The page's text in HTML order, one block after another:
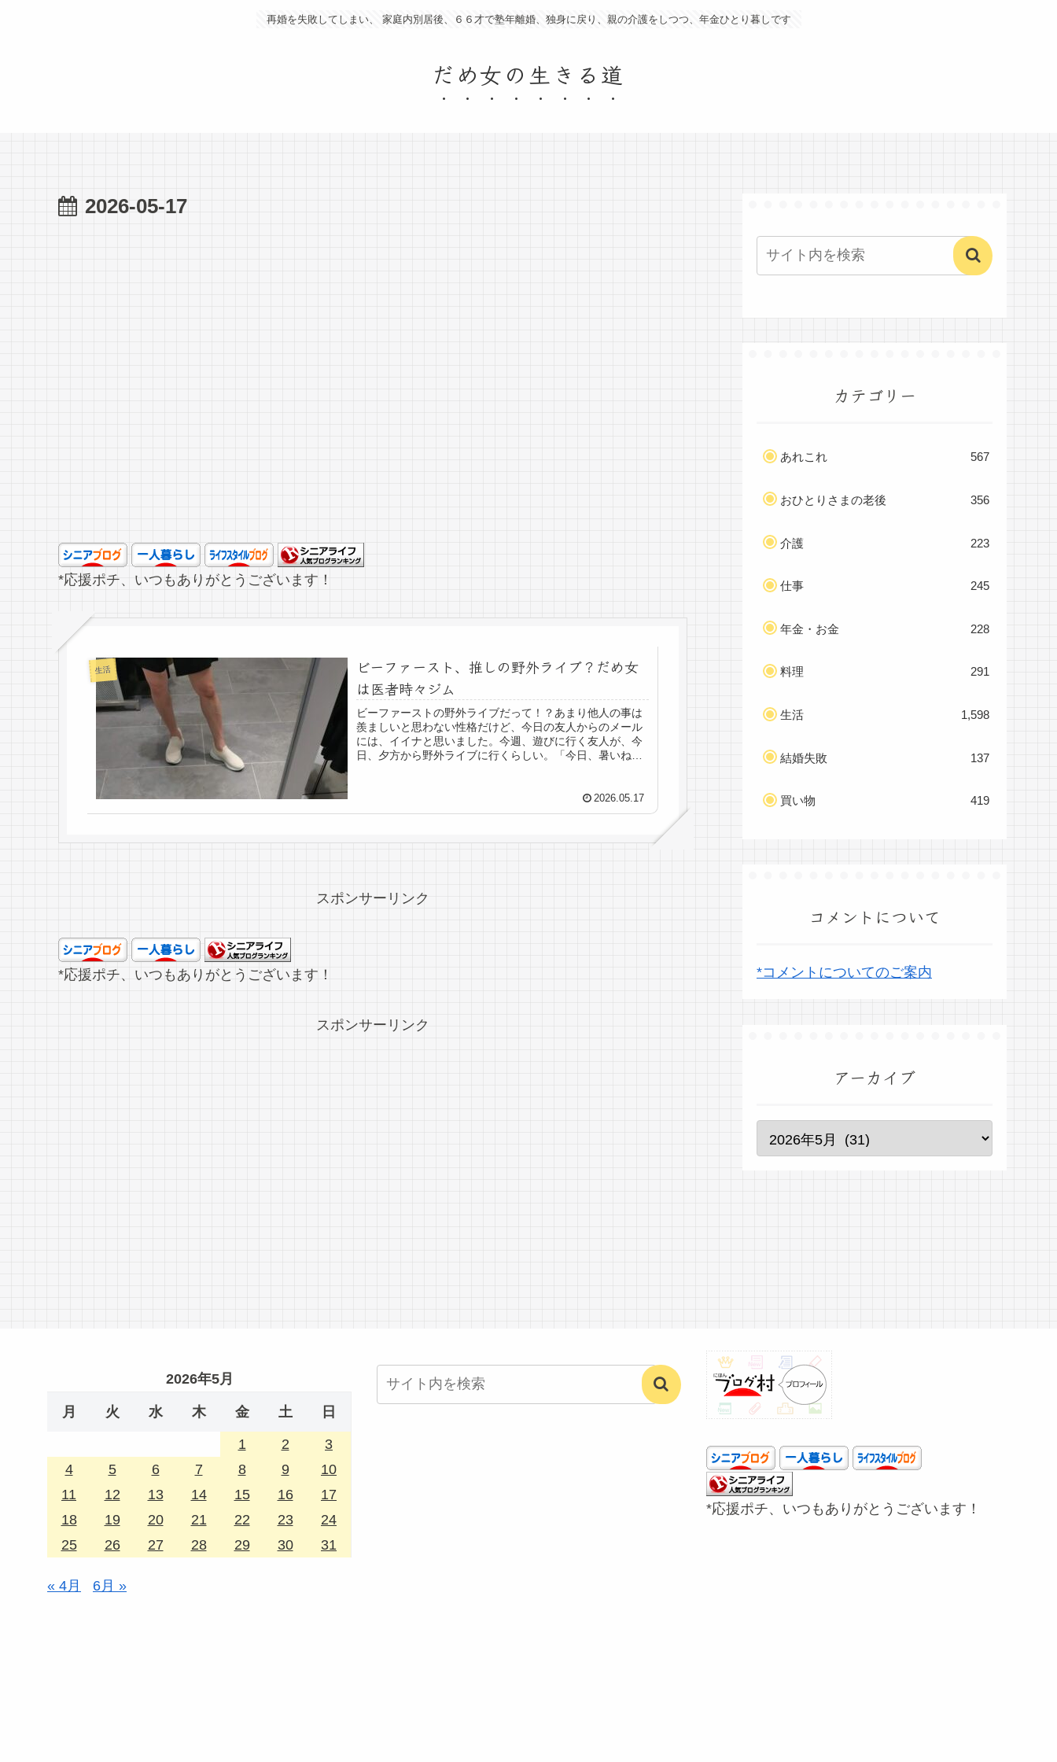
再婚を失敗してしまい、 家庭内別居後、６６才で塾年離婚、独身に戻り、親の介護をしつつ、年金ひとり暮しです
だめ女の生きる道
2026-05-17
*応援ポチ、いつもありがとうございます！
生活
ビーファースト、推しの野外ライブ？だめ女
は医者時々ジム
ビーファーストの野外ライブだって！？あまり他人の事は
羨ましいと思わない性格だけど、今日の友人からのメール
には、イイナと思いました。今週、遊びに行く友人が、今
日、夕方から野外ライブに行くらしい。「今日、暑いね、
2026.05.17
スポンサーリンク
*応援ポチ、いつもありがとうございます！
スポンサーリンク
カテゴリー
あれこれ 567
おひとりさまの老後 356
介護 223
仕事 245
年金・お金 228
料理 291
生活 1,598
結婚失敗 137
買い物 419
コメントについて
*コメントについてのご案内
アーカイブ
2026年5月
月 火 水 木 金 土 日
1 2
3
4
5 6 7 8 9
10
11
12 13 14 15 16
17
18
19 20 21 22 23
24
25
26 27 28 29 30 31
« 4月 6月 »
*応援ポチ、いつもありがとうございます！